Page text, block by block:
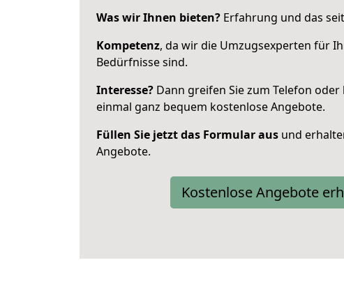
Was wir Ihnen bieten? Erfahrung und das
Kompetenz, da wir die Umzugsexperten für
Bedürfnisse sind.
Interesse? Dann greifen Sie zum Telefon oder
einmal ganz bequem kostenlose Angebote.
Füllen Sie jetzt das Formular aus und
Angebote.
Kostenlose Angebote